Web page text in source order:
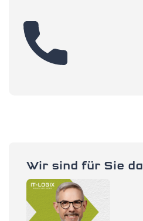
Wir sind für Sie da